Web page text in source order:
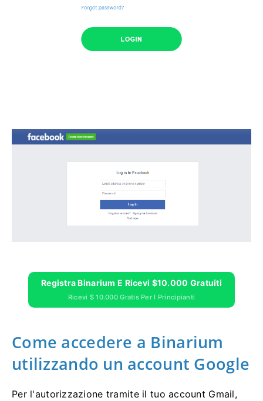
Registra Binarium E Ricevi $10.000 Gratuiti
Ricevi $ 10.000 Gratis Per I Principianti
Come accedere a Binarium
utilizzando un account Google
Per l'autorizzazione tramite il tuo account Gmail,